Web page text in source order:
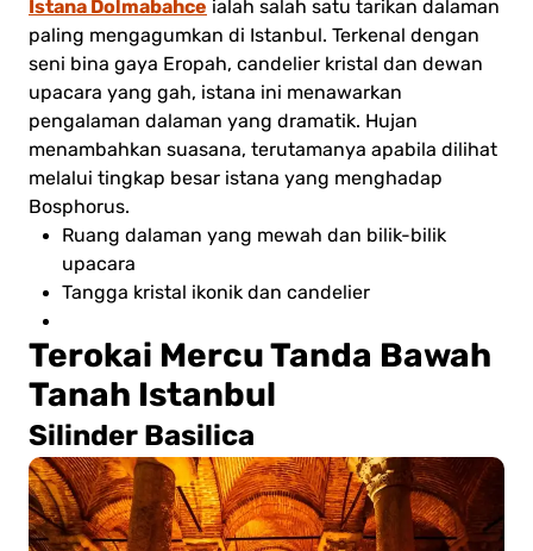
Istana Dolmabahce ialah salah satu tarikan dalaman
paling mengagumkan di Istanbul. Terkenal dengan
seni bina gaya Eropah, candelier kristal dan dewan
upacara yang gah, istana ini menawarkan
pengalaman dalaman yang dramatik. Hujan
menambahkan suasana, terutamanya apabila dilihat
melalui tingkap besar istana yang menghadap
Bosphorus.
Ruang dalaman yang mewah dan bilik-bilik
upacara
Tangga kristal ikonik dan candelier
Terokai Mercu Tanda Bawah
Tanah Istanbul
Silinder Basilica